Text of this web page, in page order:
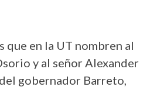
que en la UT nombren al
y al señor Alexander
gobernador Barreto,